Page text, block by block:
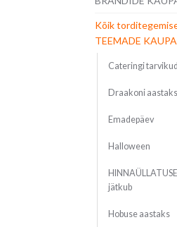
Kõik
TEEMADE KAUPA
Cateringi tarvikud
Draakoni aastaks
Emadepäev
Halloween
jätkub
Hobuse aastaks